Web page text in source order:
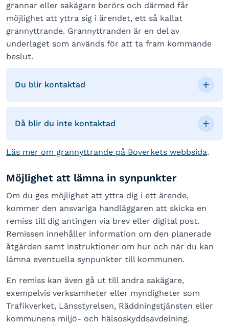
grannar eller sakägare berörs och därmed får
möjlighet att yttra sig i ärendet, ett så kallat
grannyttrande. Grannyttranden är en del av
underlaget som används för att ta fram kommande
beslut.
Du blir kontaktad
Då blir du inte kontaktad
Läs mer om grannyttrande på Boverkets webbsida.
Möjlighet att lämna in synpunkter
Om du ges möjlighet att yttra dig i ett ärende,
kommer den ansvariga handläggaren att skicka en
remiss till dig antingen via brev eller digital post.
Remissen innehåller information om den planerade
åtgärden samt instruktioner om hur och när du kan
lämna eventuella synpunkter till kommunen.
En remiss kan även gå ut till andra sakägare,
exempelvis verksamheter eller myndigheter som
Trafikverket, Länsstyrelsen, Räddningstjänsten eller
kommunens miljö- och hälsoskyddsavdelning.